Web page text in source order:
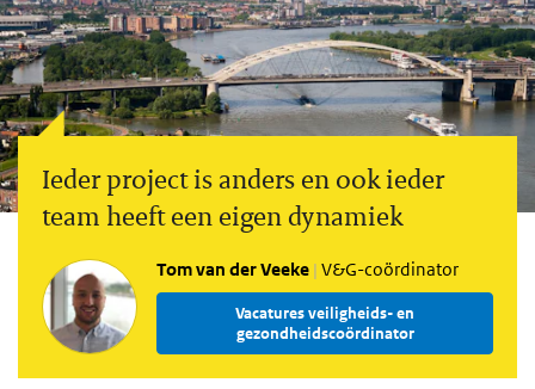
Ieder project is anders en ook ieder
team heeft een eigen dynamiek
Tom van der Veeke V&G-coördinator
Vacatures veiligheids- en
gezondheidscoördinator